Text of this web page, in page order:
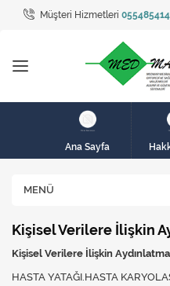
Müşteri Hizmetleri
hasta
HASTA
MEME
Ana Sayfa
MENÜ
Kişisel Verilere İlişkin
Kişisel Verilere İlişkin
HASTA YATAĞI.HASTA